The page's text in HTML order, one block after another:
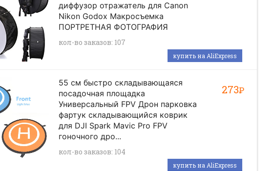
диффузор отражатель для Canon
Nikon Godox Макросъемка
ПОРТРЕТНАЯ ФОТОГРАФИЯ
кол-во заказов: 107
купить на AliExpress
55 см быстро складывающаяся
посадочная площадка
Универсальный FPV Дрон парковка
фартук складывающийся коврик
для DJI Spark Mavic Pro FPV
гоночного дро...
кол-во заказов: 104
273Р
купить на AliExpress